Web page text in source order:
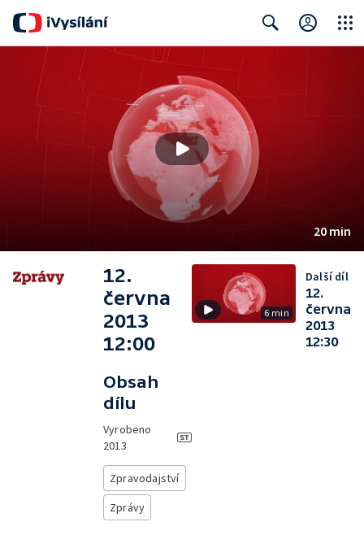
20 min
12.
června
2013
12:00
Obsah
dílu
Vyrobeno
2013
Zpravodajství
Zprávy
6 min
Další díl
12.
června
2013
12:30